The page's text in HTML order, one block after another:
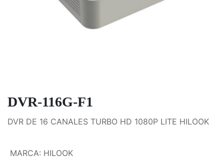
DVR-116G-F1
DVR DE 16 CANALES TURBO HD 1080P LITE HILOOK
MARCA: HILOOK